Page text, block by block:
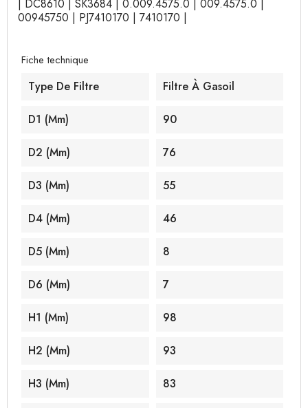
| DC8610 | SK3684 | 0.009.4575.0 | 009.4575.0 |
00945750 | PJ7410170 | 7410170 |
Fiche technique
Type De Filtre Filtre À Gasoil
D1 (mm) 90
D2 (mm) 76
D3 (mm) 55
D4 (mm) 46
D5 (mm) 8
D6 (mm) 7
H1 (mm) 98
H2 (mm) 93
H3 (mm) 83